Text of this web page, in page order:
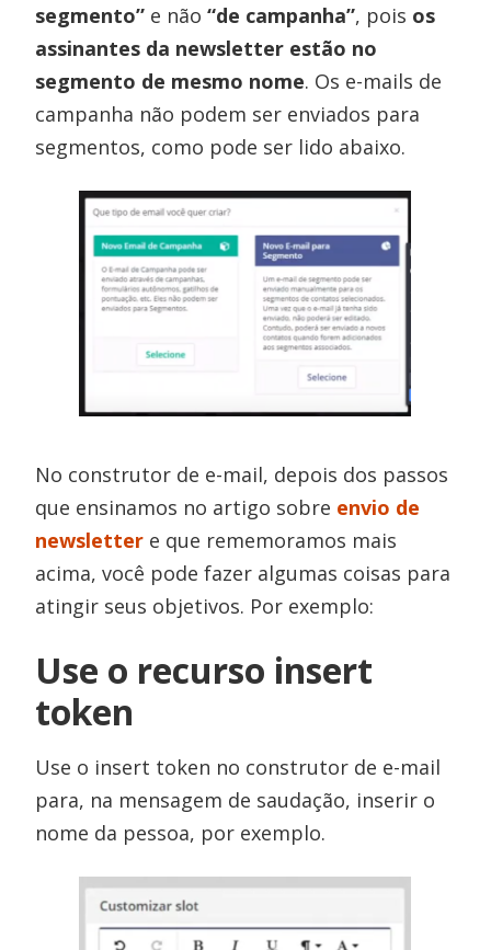
segmento” e não“de campanha”, pois os
assinantes da newsletter estão no
segmento de mesmo nome. Os e-mails de
campanha não podem ser enviados para
segmentos, como pode ser lido abaixo.
No construtor de e-mail, depois dos passos
que ensinamos no artigo sobre envio de
newsletter e que rememoramos mais
acima, você pode fazer algumas coisas para
atingir seus objetivos. Por exemplo:
Use o recurso insert
token
Use o insert token no construtor de e-mail
para, na mensagem de saudação, inserir o
nome da pessoa, por exemplo.